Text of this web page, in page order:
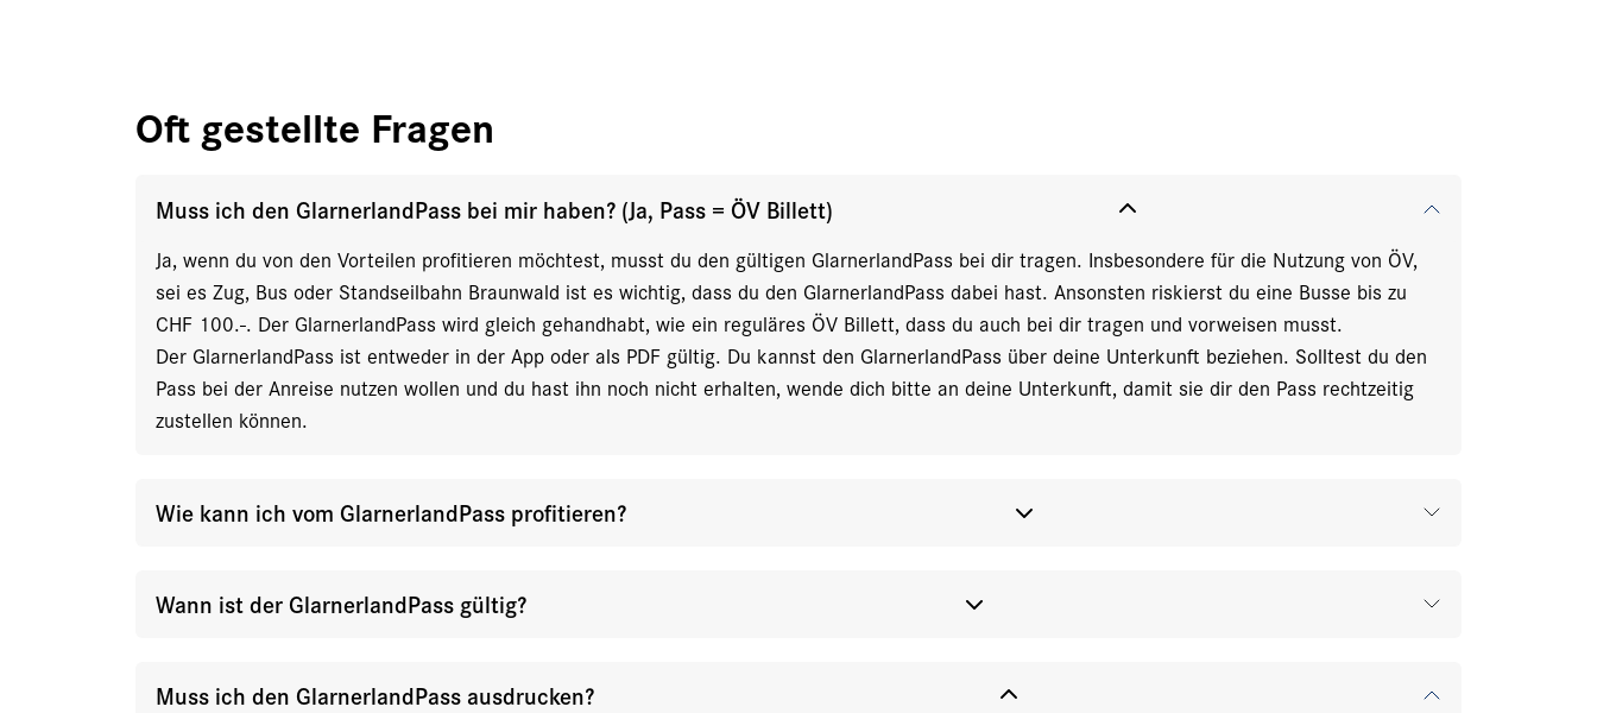
Oft gestellte Fragen
Muss ich den GlarnerlandPass bei mir haben? (Ja, Pass = ÖV Billett)
Ja, wenn du von den Vorteilen profitieren möchtest, musst du den gültigen GlarnerlandPass bei dir tragen. Insbesondere für die Nutzung von ÖV,
sei es Zug, Bus oder Standseilbahn Braunwald ist es wichtig, dass du den GlarnerlandPass dabei hast. Ansonsten riskierst du eine Busse bis zu
CHF 100.-. Der GlarnerlandPass wird gleich gehandhabt, wie ein reguläres ÖV Billett, dass du auch bei dir tragen und vorweisen musst.
Der GlarnerlandPass ist entweder in der App oder als PDF gültig. Du kannst den GlarnerlandPass über deine Unterkunft beziehen. Solltest du den
Pass bei der Anreise nutzen wollen und du hast ihn noch nicht erhalten, wende dich bitte an deine Unterkunft, damit sie dir den Pass rechtzeitig
zustellen können.
Wie kann ich vom GlarnerlandPass profitieren?
Wann ist der GlarnerlandPass gültig?
Muss ich den GlarnerlandPass ausdrucken?